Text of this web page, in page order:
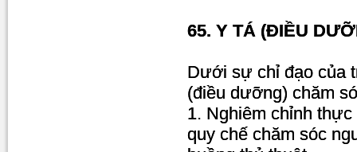
65. Y TÁ (ĐIỀU
Dưới sự chỉ đạo của
(điều dưỡng) chăm
1. Nghiêm chỉnh
quy chế chăm sóc